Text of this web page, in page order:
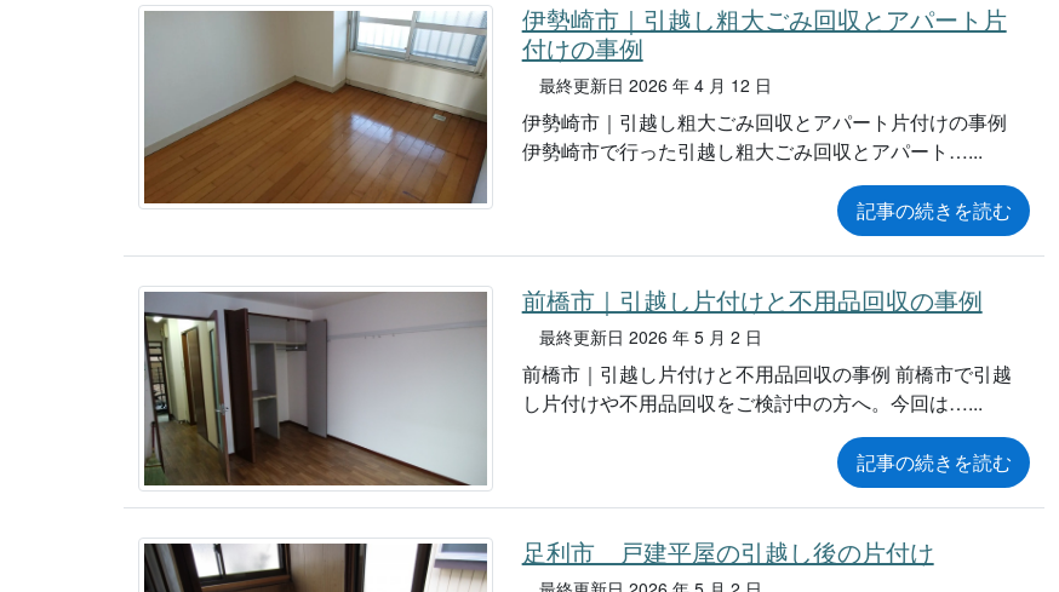
伊勢崎市｜引越し粗大ごみ回収とアパート片
付けの事例
最終更新日 2026 年 4 月 12 日
伊勢崎市｜引越し粗大ごみ回収とアパート片付けの事例
伊勢崎市で行った引越し粗大ごみ回収とアパート…
記事の続きを読む
前橋市｜引越し片付けと不用品回収の事例
最終更新日 2026 年 5 月 2 日
前橋市｜引越し片付けと不用品回収の事例 前橋市で引越
し片付けや不用品回収をご検討中の方へ。今回は…
記事の続きを読む
足利市 戸建平屋の引越し後の片付け